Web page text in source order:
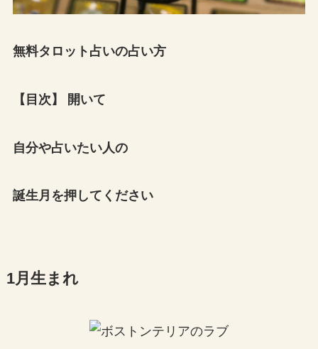
無料タロット占いの占い方
【目次】 開いて
自分や占いたい人の
誕生月を押してください
1月生まれ